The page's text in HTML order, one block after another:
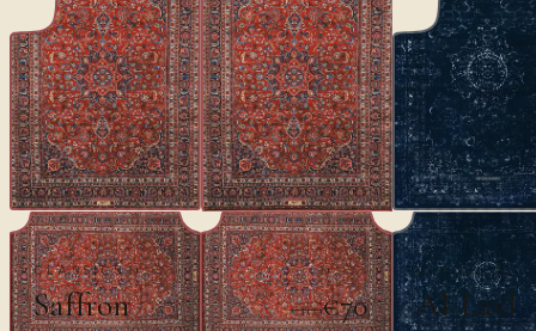
CLASSICS
Saffron €100€70
CLASSICS
Al-Layl